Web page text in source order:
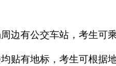
边有公交车站，考生可
贴有地标，考生可根据